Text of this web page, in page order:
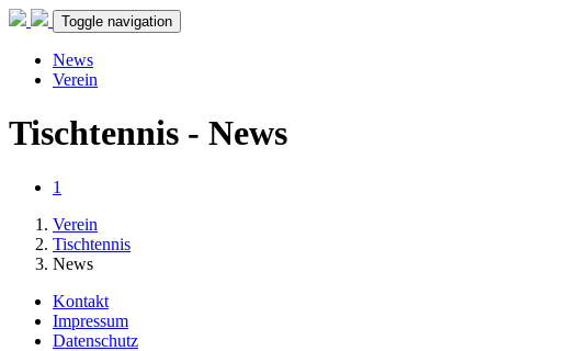
Toggle navigation
News
Verein
Tischtennis - News
1
Verein
Tischtennis
News
Kontakt
Impressum
Datenschutz